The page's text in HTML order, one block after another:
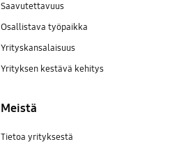
Saavutettavuus
Osallistava työpaikka
Yrityskansalaisuus
Yrityksen kestävä kehitys
Meistä
Tietoa yrityksestä